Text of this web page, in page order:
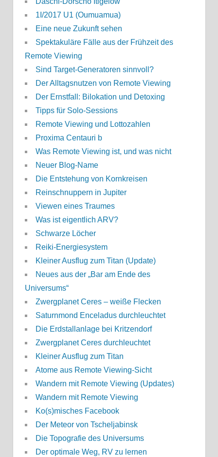
1I/2017 U1 (Oumuamua)
Eine neue Zukunft sehen
Spektakuläre Fälle aus der Frühzeit des
Remote Viewing
Sind Target-Generatoren sinnvoll?
Der Alltagsnutzen von Remote Viewing
Der Ernstfall: Bilokation und Detoxing
Tipps für Solo-Sessions
Remote Viewing und Lottozahlen
Proxima Centauri b
Was Remote Viewing ist, und was nicht
Neuer Blog-Name
Die Entstehung von Kornkreisen
Reinschnuppern in Jupiter
Viewen eines Traumes
Was ist eigentlich ARV?
Schwarze Löcher
Reiki-Energiesystem
Kleiner Ausflug zum Titan (Update)
Neues aus der „Bar am Ende des
Universums“
Zwergplanet Ceres – weiße Flecken
Saturnmond Enceladus durchleuchtet
Die Erdstallanlage bei Kritzendorf
Zwergplanet Ceres durchleuchtet
Kleiner Ausflug zum Titan
Atome aus Remote Viewing-Sicht
Wandern mit Remote Viewing (Updates)
Wandern mit Remote Viewing
Ko(s)misches Facebook
Der Meteor von Tscheljabinsk
Die Topografie des Universums
Der optimale Weg, RV zu lernen